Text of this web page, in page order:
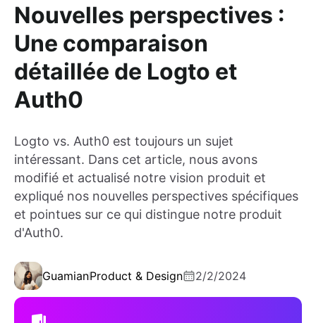
Nouvelles perspectives :
Une comparaison
détaillée de Logto et
Auth0
Logto vs. Auth0 est toujours un sujet
intéressant. Dans cet article, nous avons
modifié et actualisé notre vision produit et
expliqué nos nouvelles perspectives spécifiques
et pointues sur ce qui distingue notre produit
d'Auth0.
GuamianProduct & Design 2/2/2024